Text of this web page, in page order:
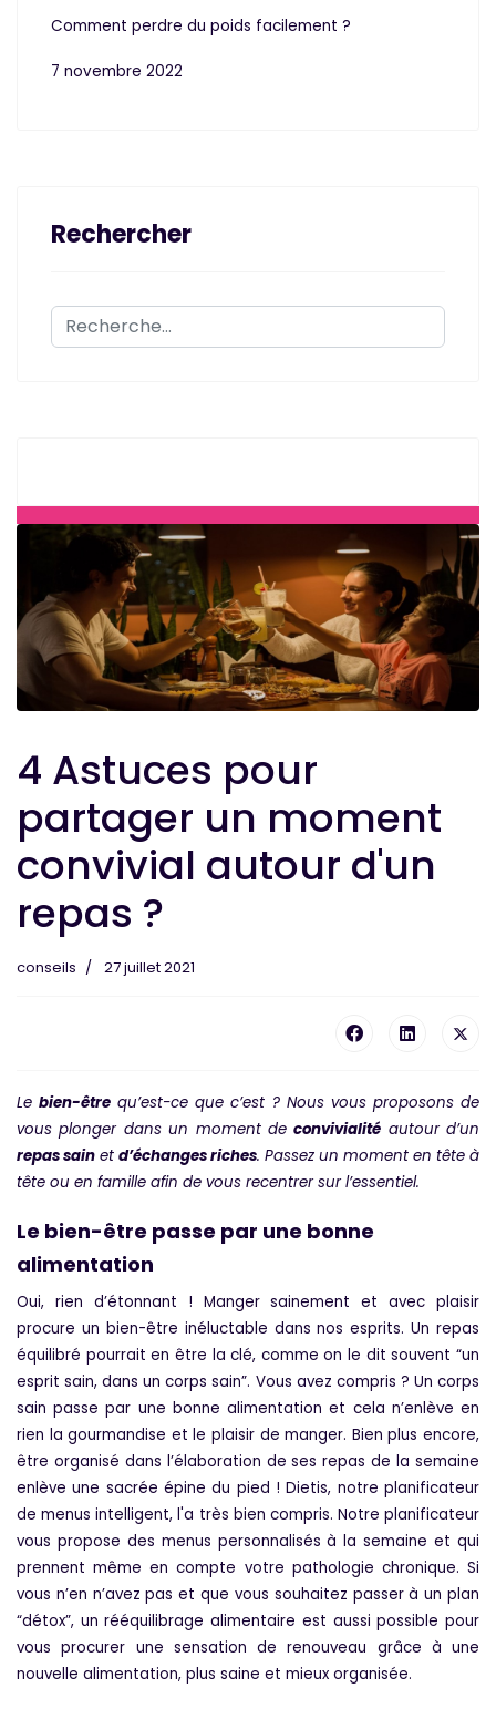
Comment perdre du poids facilement ?
7 novembre 2022
Rechercher
Rechercher
4 Astuces pour
partager un moment
convivial autour d'un
repas ?
conseils 27 juillet 2021
Lebien-être qu’est-ce que c’est ? Nous vous proposons de
vous plonger dans un moment deconvivialité autour d’un
repas sain et d’échanges riches. Passez un moment en tête à
tête ou en famille afin de vous recentrer sur l’essentiel.
Le bien-être passe par une bonne
alimentation
Oui, rien d’étonnant ! Manger sainement et avec plaisir
procure un bien-être inéluctable dans nos esprits. Un repas
équilibré pourrait en être la clé, comme on le dit souvent “un
esprit sain, dans un corps sain”. Vous avez compris ? Un corps
sain passe par une bonne alimentation et cela n’enlève en
rien la gourmandise et le plaisir de manger. Bien plus encore,
être organisé dans l’élaboration de ses repas de la semaine
enlève une sacrée épine du pied ! Dietis, notre planificateur
de menus intelligent, l'a très bien compris. Notre planificateur
vous propose des menus personnalisés à la semaine et qui
prennent même en compte votre pathologie chronique. Si
vous n’en n’avez pas et que vous souhaitez passer à un plan
“détox”, un rééquilibrage alimentaire est aussi possible pour
vous procurer une sensation de renouveau grâce à une
nouvelle alimentation, plus saine et mieux organisée.